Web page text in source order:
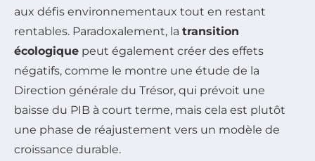
aux défis environnementaux tout en restant
rentables. Paradoxalement, la transition
écologique peut également créer des effets
négatifs, comme le montre une étude de la
Direction générale du Trésor, qui prévoit une
baisse du PIB à court terme, mais cela est plutôt
une phase de réajustement vers un modèle de
croissance durable.